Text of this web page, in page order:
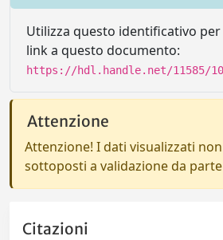
Utilizza questo identificativo
link a questo documento:
https://hdl.handle.net/11585/
Attenzione
Attenzione! I dati visualizzati
sottoposti a validazione da
Citazioni